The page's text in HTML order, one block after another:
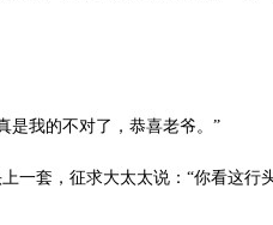
我的不对了，恭喜老爷。”
套，征求大太太说：“你看这行